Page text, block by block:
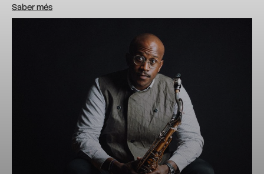
Saber més